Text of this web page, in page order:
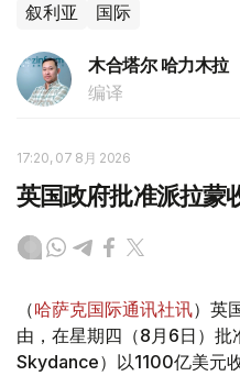
叙利亚 国际
木合塔尔 哈力木拉
编译
17:20, 07 8月 2026
英国政府批准派拉蒙
（哈萨克国际通讯社讯）英
由，在星期四（8月6日）
Skydance）以1100亿美元